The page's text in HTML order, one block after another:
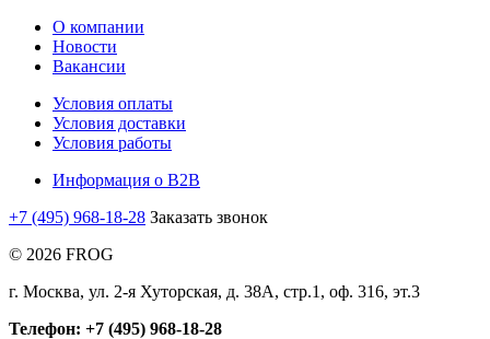
О компании
Новости
Вакансии
Условия оплаты
Условия доставки
Условия работы
Информация о B2B
+7 (495) 968-18-28 Заказать звонок
© 2026 FROG
г. Москва, ул. 2-я Хуторская, д. 38А, стр.1, оф. 316, эт.3
Телефон: +7 (495) 968-18-28